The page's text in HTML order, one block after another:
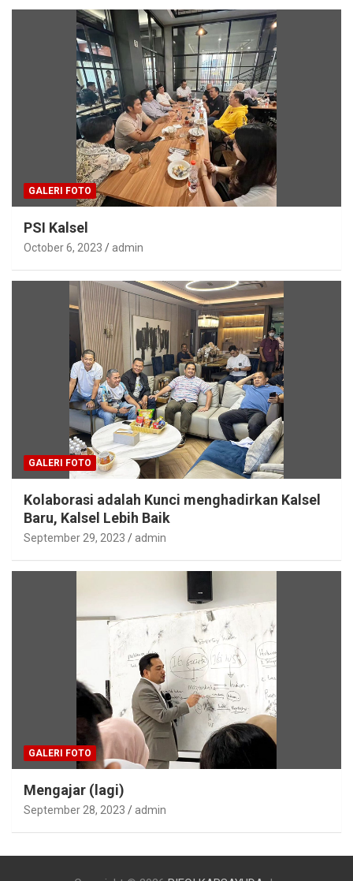
GALERI FOTO
PSI Kalsel
October 6, 2023 admin
GALERI FOTO
Kolaborasi adalah Kunci menghadirkan Kalsel
Baru, Kalsel Lebih Baik
September 29, 2023 admin
GALERI FOTO
Mengajar (lagi)
September 28, 2023 admin